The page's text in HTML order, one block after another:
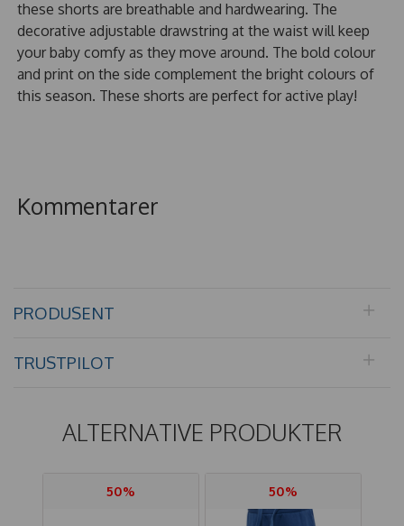
these shorts are breathable and hardwearing. The
decorative adjustable drawstring at the waist will keep
your baby comfy as they move around. The bold colour
and print on the side complement the bright colours of
this season. These shorts are perfect for active play!
Kommentarer
PRODUSENT
TRUSTPILOT
ALTERNATIVE PRODUKTER
50% 50%